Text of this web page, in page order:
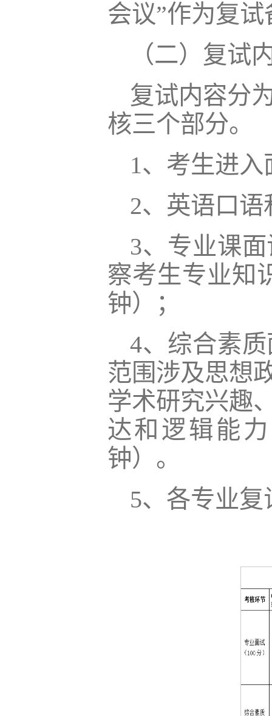
会议”作为复
（二）复试
复试内容分
核三个部分。
1、考生进
2、英语口
3、专业课
察考生专业知
钟）；
4、综合素
范围涉及思想
学术研究兴趣
达和逻辑能
钟）。
5、各专业